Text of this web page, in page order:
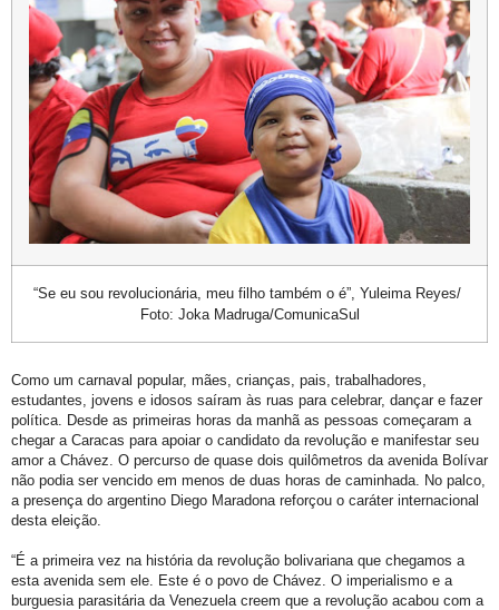
“Se eu sou revolucionária, meu filho também o é”, Yuleima Reyes/
Foto: Joka Madruga/ComunicaSul
Como um carnaval popular, mães, crianças, pais, trabalhadores,
estudantes, jovens e idosos saíram às ruas para celebrar, dançar e fazer
política. Desde as primeiras horas da manhã as pessoas começaram a
chegar a Caracas para apoiar o candidato da revolução e manifestar seu
amor a Chávez. O percurso de quase dois quilômetros da avenida Bolívar
não podia ser vencido em menos de duas horas de caminhada. No palco,
a presença do argentino Diego Maradona reforçou o caráter internacional
desta eleição.
“É a primeira vez na história da revolução bolivariana que chegamos a
esta avenida sem ele. Este é o povo de Chávez. O imperialismo e a
burguesia parasitária da Venezuela creem que a revolução acabou com a